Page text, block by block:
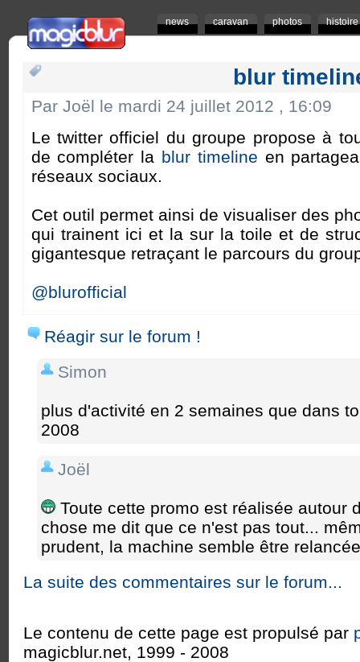
news caravan photos histoire
blur
Par Joël le mardi 24 juillet 2012 , 16:09
Le twitter officiel du groupe propose à
de compléter la blur timeline en
réseaux sociaux.
Cet outil permet ainsi de visualiser des
qui trainent ici et la sur la toile et de
gigantesque retraçant le parcours du
@blurofficial
Réagir sur le forum !
Simon
plus d'activité en 2 semaines que dans
2008
Joël
Toute cette promo est réalisée autour
chose me dit que ce n'est pas tout...
prudent, la machine semble être
La suite des commentaires sur le forum...
Le contenu de cette page est propulsé par
magicblur.net, 1999 - 2008